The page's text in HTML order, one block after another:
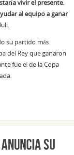
vivir el presente.
al equipo a ganar
su partido más
del Rey que ganaron
fue el de la Copa
su